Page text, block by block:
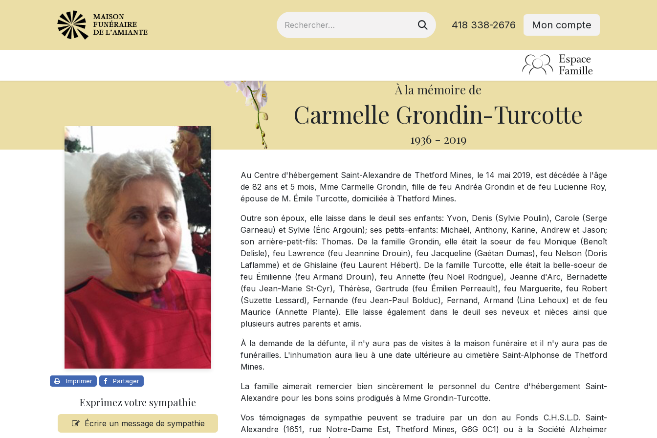
418 338-2676 Mon compte
À la mémoire de
Carmelle Grondin-Turcotte
1936 - 2019
Imprimer Partager
Exprimez votre sympathie
Écrire un message de sympathie
Au Centre d'hébergement Saint-Alexandre de Thetford Mines, le 14 mai 2019, est décédée à l'âge
de 82 ans et 5 mois, Mme Carmelle Grondin, fille de feu Andréa Grondin et de feu Lucienne Roy,
épouse de M. Émile Turcotte, domiciliée à Thetford Mines.
Outre son époux, elle laisse dans le deuil ses enfants: Yvon, Denis (Sylvie Poulin), Carole (Serge
Garneau) et Sylvie (Éric Argouin); ses petits-enfants: Michaël, Anthony, Karine, Andrew et Jason;
son arrière-petit-fils: Thomas. De la famille Grondin, elle était la soeur de feu Monique (Benoît
Delisle), feu Lawrence (feu Jeannine Drouin), feu Jacqueline (Gaétan Dumas), feu Nelson (Doris
Laflamme) et de Ghislaine (feu Laurent Hébert). De la famille Turcotte, elle était la belle-soeur de
feu Émilienne (feu Armand Drouin), feu Annette (feu Noël Rodrigue), Jeanne d'Arc, Bernadette
(feu Jean-Marie St-Cyr), Thérèse, Gertrude (feu Émilien Perreault), feu Marguerite, feu Robert
(Suzette Lessard), Fernande (feu Jean-Paul Bolduc), Fernand, Armand (Lina Lehoux) et de feu
Maurice (Annette Plante). Elle laisse également dans le deuil ses neveux et nièces ainsi que
plusieurs autres parents et amis.
À la demande de la défunte, il n'y aura pas de visites à la maison funéraire et il n'y aura pas de
funérailles. L'inhumation aura lieu à une date ultérieure au cimetière Saint-Alphonse de Thetford
Mines.
La famille aimerait remercier bien sincèrement le personnel du Centre d'hébergement Saint-
Alexandre pour les bons soins prodigués à Mme Grondin-Turcotte.
Vos témoignages de sympathie peuvent se traduire par un don au Fonds C.H.S.L.D. Saint-
Alexandre (1651, rue Notre-Dame Est, Thetford Mines, G6G 0C1) ou à la Société Alzheimer